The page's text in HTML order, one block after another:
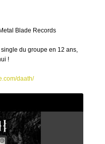
Blade Records
du groupe en 12 ans,
!
daath/